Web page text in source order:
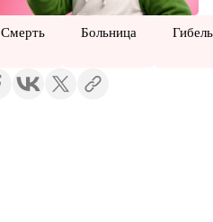
Смерть Больница Гибель